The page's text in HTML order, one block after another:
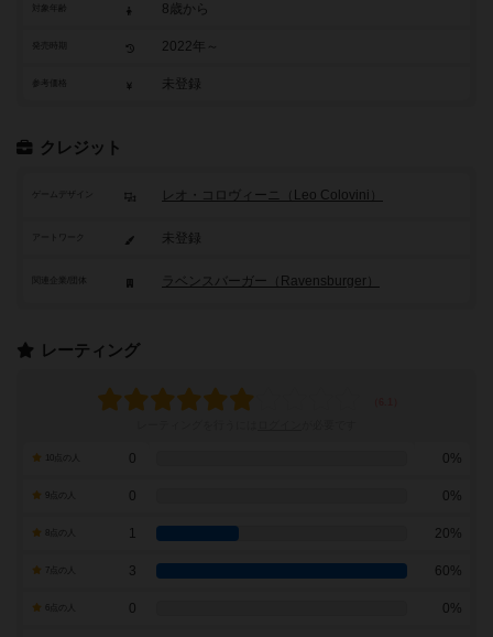
8歳から
2022年～
参考価格 未登録
クレジット
ゲームデザイン レオ・コロヴィーニ（Leo Colovini）
アートワーク 未登録
ラベンスバーガー（Ravensburger）
レーティング
0 0%
0 0%
1 20%
7点の人 3 60%
0 0%